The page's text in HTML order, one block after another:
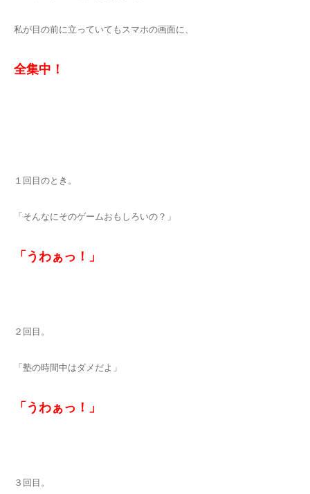
私が目の前に立っていてもスマホの画面に、
全集中！
１回目のとき。
「そんなにそのゲームおもしろいの？」
「うわぁっ！」
２回目。
「塾の時間中はダメだよ」
「うわぁっ！」
３回目。